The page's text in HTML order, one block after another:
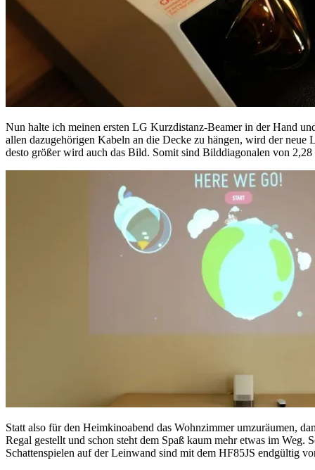
Nun halte ich meinen ersten LG Kurzdistanz-Beamer in der Hand
allen dazugehörigen Kabeln an die Decke zu hängen, wird der
desto größer wird auch das Bild. Somit sind Bilddiagonalen von
Statt also für den Heimkinoabend das Wohnzimmer umzuräumen,
Regal gestellt und schon steht dem Spaß kaum mehr etwas im
Schattenspielen auf der Leinwand sind mit dem HF85JS endgültig